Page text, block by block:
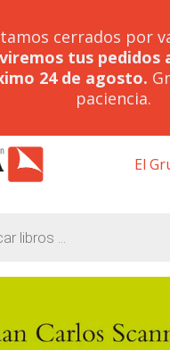
cerrados por
tus pedidos
24 de agosto.
paciencia.
El